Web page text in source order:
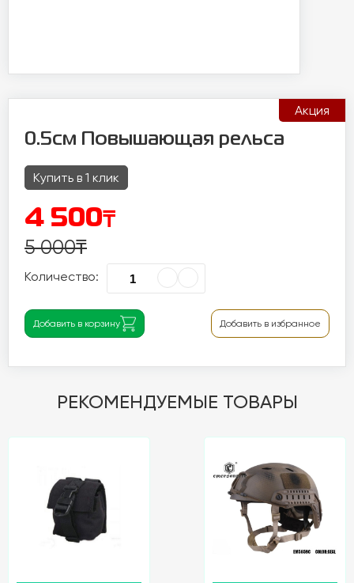
0.5см Повышающая рельса
Купить в 1 клик
Акция
4 500₸
5 000₸
Количество:
Добавить в корзину Добавить в избранное
РЕКОМЕНДУЕМЫЕ ТОВАРЫ